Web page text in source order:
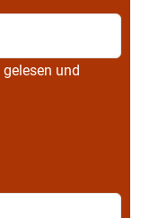
gelesen und